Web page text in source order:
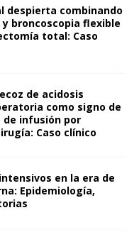
despierta combinando
broncoscopia flexible
total: Caso
de acidosis
como signo de
de infusión por
Caso clínico
en la era de
Epidemiología,